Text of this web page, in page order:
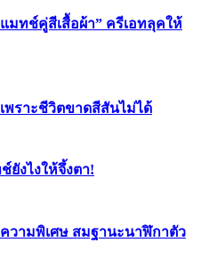
มทช์คู่สีเสื้อผ้า” ครีเอทลุคให้
พราะชีวิตขาดสีสันไม่ได้
ยังไงให้จึ้งตา!
ความพิเศษ สมฐานะนาฬิกาตัว